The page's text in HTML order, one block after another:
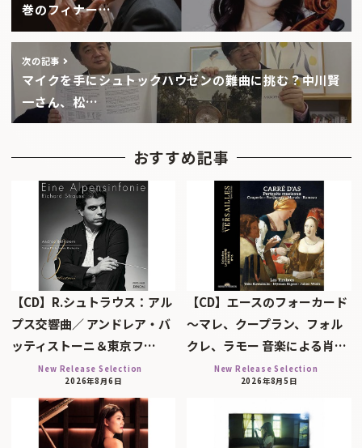
巻のフィナー…
次の記事
マイクを手にシュトックハウゼンの難曲に挑む？中川賢
一さん、松…
おすすめ記事
【CD】R.シュトラウス：アル
プス交響曲／ アンドレア・バ
ッティストーニ＆東京フ…
New Release Selection
2026年8月6日
【CD】エースのフォーカード
～マレ、クープラン、フォル
クレ、ラモー 音楽による肖…
New Release Selection
2026年8月5日